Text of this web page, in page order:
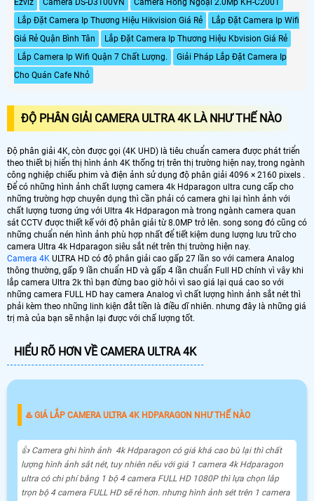
Ezviz Camera DS-D3100VN
Camera Hồng Ngoại 2.0Mp KH-C2001
Lắp Đặt Camera Ip Thương Hiệu Hikvision Giá Rẻ
Lắp Đặt Camera Ip Wifi
Giá Rẻ Quận Bình Tân
Lắp Đặt Camera Ip Thương Hiệu Kbvision Giá Rẻ
Lắp Camera Ip Wifi Quận 7 Chất Lượng.
Giải Pháp Lắp Đặt Camera Ip
Cho Quán Cafe Nhỏ
ĐỘ PHÂN GIẢI CAMERA ULTRA 4K LÀ NHƯ THẾ NÀO
Độ phân giải 4K, còn được gọi (4K UHD) là tiêu chuẩn camera được phát triển
theo thiết bị hiển thị hình ảnh 4K thống trị trên thị trường hiện nay, trong ngành
công nghiệp chiếu phim và điện ảnh sử dụng độ phân giải 4096 × 2160 pixels .
Để có những hình ảnh chất lượng camera 4k Hdparagon ultra cung cấp cho
những trường hợp chuyên dụng thì cần phải có camera ghi lại hình ảnh với
chất lượng tương ứng với Ultra 4k Hdparagon mà trong ngành camera quan
sát CCTV được thiết kế với độ phân giải từ 8.0MP trở lên. song song đó cũng có
những chuẩn nén hình ảnh phù hợp nhất để tiết kiệm dung lượng lưu trữ cho
camera Ultra 4k Hdparagon siêu sắt nét trên thị trường hiện nay.
Camera 4K ULTRA HD có độ phân giải cao gấp 27 lần so với camera Analog
thông thường, gấp 9 lần chuẩn HD và gấp 4 lần chuẩn Full HD chính vì vây khi
lắp camera Ultra 2k thì bạn đừng bao giờ hỏi vì sao giá lại quá cao so với
những camera FULL HD hay camera Analog vì chất lượng hình ảnh sắt nét thì
phải kèm theo những linh kiện đắt tiền là điều dĩ nhiên. nhưng đây là những giá
trị mà của bạn sẽ nhận lại được với chấ lượng tốt.
HIỂU RÕ HƠN VỀ CAMERA ULTRA 4K
♨️ GIÁ LẮP CAMERA ULTRA 4K HDPARAGON NHƯ THẾ NÀO
👍 Camera ghi hình ảnh 4k Hdparagon có giá khá cao bù lại thì chất
lượng hình ảnh sắt nét, tuy nhiên nếu với giá 1 camera 4k Hdparagon
ultra có chi phí bằng 1 bộ 4 camera FULL HD 1080P thì lựa chọn lắp
trọn bộ 4 camera FULL HD sẽ rẻ hơn. nhưng hình ảnh sét trên 1 camera